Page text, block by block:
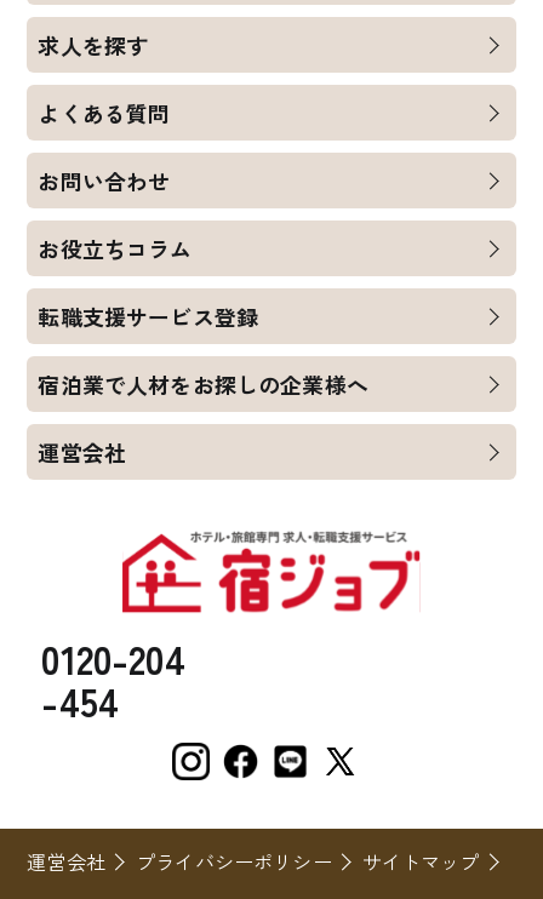
0120-204
-454
求人を探す
よくある質問
お問い合わせ
お役立ちコラム
転職支援サービス登録
宿泊業で人材をお探しの企業様へ
運営会社
運営会社 プライバシーポリシー サイトマップ